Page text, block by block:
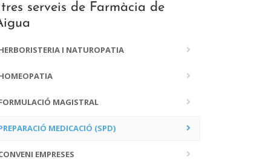
serveis de Farmàcia de
I NATUROPATIA
MAGISTRAL
MEDICACIÓ (SPD)
EMPRESES